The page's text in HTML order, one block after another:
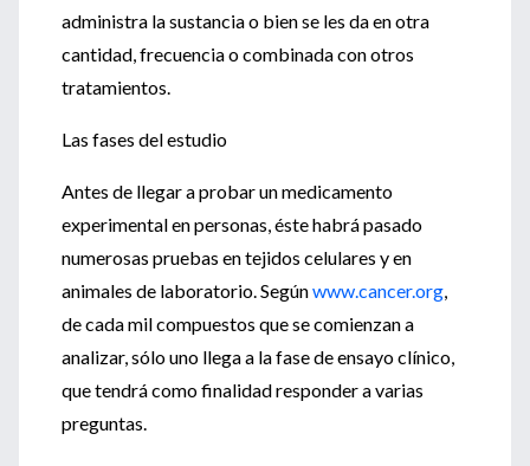
administra la sustancia o bien se les da en otra
cantidad, frecuencia o combinada con otros
tratamientos.
Las fases del estudio
Antes de llegar a probar un medicamento
experimental en personas, éste habrá pasado
numerosas pruebas en tejidos celulares y en
animales de laboratorio. Segúnwww.cancer.org,
de cada mil compuestos que se comienzan a
analizar, sólo uno llega a la fase de ensayo clínico,
que tendrá como finalidad responder a varias
preguntas.